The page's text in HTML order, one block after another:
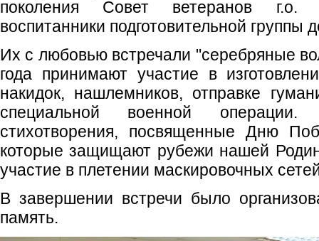
поколения Совет ветеранов г.о.
воспитанники подготовительной группы
Их с любовью встречали "серебряные
года принимают участие в
накидок, нашлемников, отправке
специальной военной операции.
стихотворения, посвященные Дню
которые защищают рубежи нашей
участие в плетении маскировочных
В завершении встречи было
память.